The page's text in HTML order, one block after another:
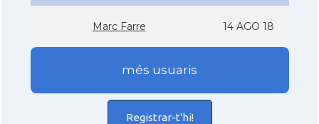
Marc Farre 14 AGO 18
més usuaris
Registrar-t'hi!